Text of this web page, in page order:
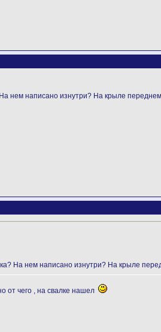
нем написано изнутри? На крыле
На нем написано изнутри? На крыле
от чего , на свалке нашел